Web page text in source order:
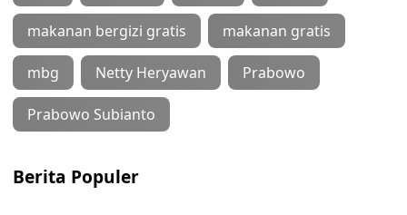
makanan bergizi gratis makanan gratis
mbg Netty Heryawan Prabowo
Prabowo Subianto
Berita Populer